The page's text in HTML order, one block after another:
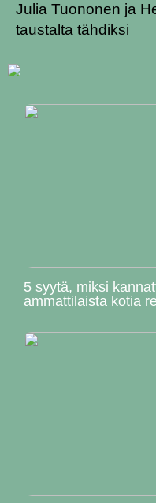
Julia Tuononen ja
taustalta tähdiksi
5 syytä, miksi
ammattilaista kotia